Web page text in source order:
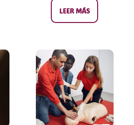
LEER MÁS